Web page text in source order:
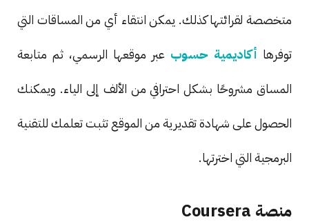
متخصصة لقرائتها كذلك. يمكن انتقاء أي من المساقات التي
توفرها أكاديمية حسوب عبر موقعها الرسمي، ثم متابعة
المساق مشروحًا بشكل احترافي من الألف إلى الياء. ويمكنك
الحصول على شهادة تقديرية من الموقع تثبت تعلمك للتقنية
البرمجية التي اخترتها.
منصة Coursera